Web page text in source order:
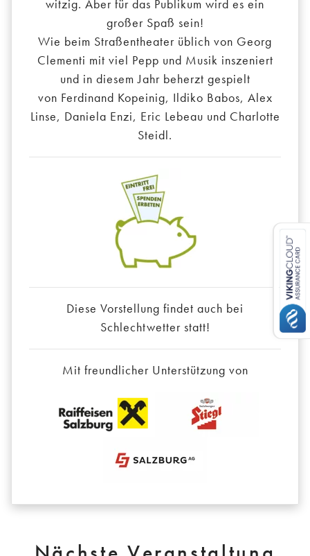
witzig. Aber für das Publikum wird es ein
großer Spaß sein!
Wie beim Straßentheater üblich von Georg
Clementi mit viel Pepp und Musik inszeniert
und in diesem Jahr beherzt gespielt
von Ferdinand Kopeinig, Ildiko Babos, Alex
Linse, Daniela Enzi, Eric Lebeau und Charlotte
Steidl.
Diese Vorstellung findet auch bei
Schlechtwetter statt!
Mit freundlicher Unterstützung von